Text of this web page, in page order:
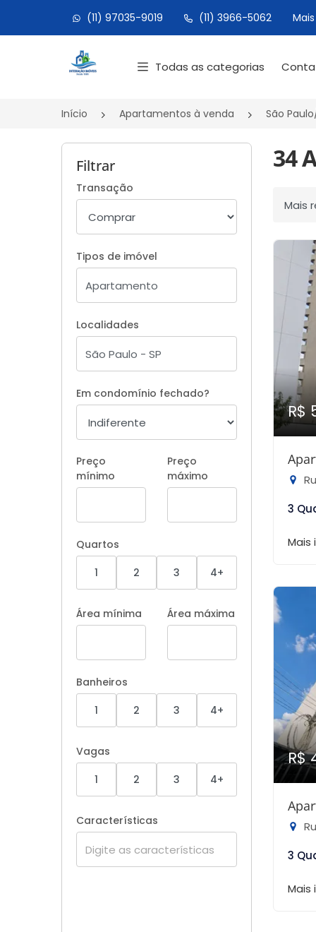
(11) 97035-9019 (11) 3966-5062
Página inicial
Todas as categorias
Início Apartamentos à venda São
Filtrar
Transação
Tipos de imóvel
Localidades
Em condomínio fechado?
Preço
mínimo
Preço
máximo
Quartos
1
2 3 4+
Área mínima Área máxima
Banheiros
1
2 3 4+
Vagas
1
2 3 4+
Características
34
R$
3
Mais
R$
3
Mais